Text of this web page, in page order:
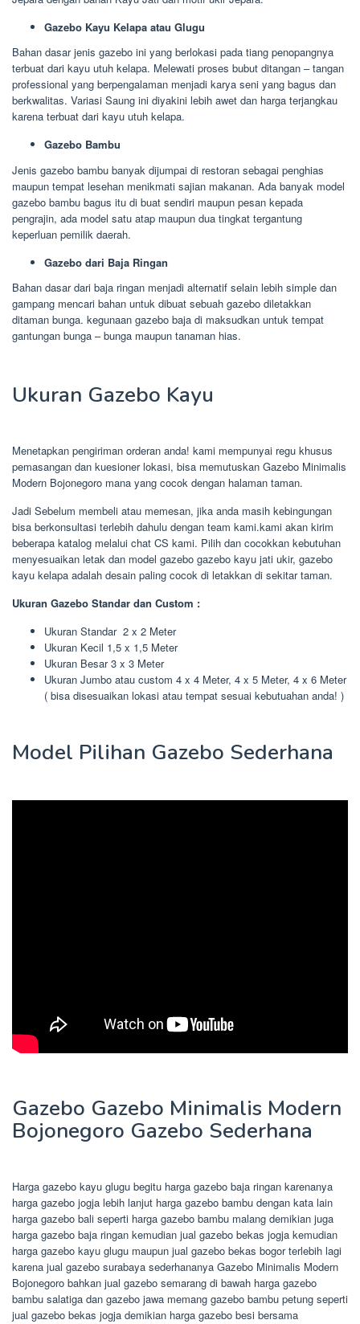
Gazebo Kayu Kelapa atau Glugu
Bahan dasar jenis gazebo ini yang berlokasi pada tiang penopangnya
terbuat dari kayu utuh kelapa. Melewati proses bubut ditangan – tangan
professional yang berpengalaman menjadi karya seni yang bagus dan
berkwalitas. Variasi Saung ini diyakini lebih awet dan harga terjangkau
karena terbuat dari kayu utuh kelapa.
Gazebo Bambu
Jenis gazebo bambu banyak dijumpai di restoran sebagai penghias
maupun tempat lesehan menikmati sajian makanan. Ada banyak model
gazebo bambu bagus itu di buat sendiri maupun pesan kepada
pengrajin, ada model satu atap maupun dua tingkat tergantung
keperluan pemilik daerah.
Gazebo dari Baja Ringan
Bahan dasar dari baja ringan menjadi alternatif selain lebih simple dan
gampang mencari bahan untuk dibuat sebuah gazebo diletakkan
ditaman bunga. kegunaan gazebo baja di maksudkan untuk tempat
gantungan bunga – bunga maupun tanaman hias.
Ukuran Gazebo Kayu
Menetapkan pengiriman orderan anda! kami mempunyai regu khusus
pemasangan dan kuesioner lokasi, bisa memutuskan Gazebo Minimalis
Modern Bojonegoro mana yang cocok dengan halaman taman.
Jadi Sebelum membeli atau memesan, jika anda masih kebingungan
bisa berkonsultasi terlebih dahulu dengan team kami.kami akan kirim
beberapa katalog melalui chat CS kami. Pilih dan cocokkan kebutuhan
menyesuaikan letak dan model gazebo gazebo kayu jati ukir, gazebo
kayu kelapa adalah desain paling cocok di letakkan di sekitar taman.
Ukuran Gazebo Standar dan Custom :
Ukuran Standar 2 x 2 Meter
Ukuran Kecil 1,5 x 1,5 Meter
Ukuran Besar 3 x 3 Meter
Ukuran Jumbo atau custom 4 x 4 Meter, 4 x 5 Meter, 4 x 6 Meter
( bisa disesuaikan lokasi atau tempat sesuai kebutuahan anda! )
Model Pilihan Gazebo Sederhana
Gazebo Gazebo Minimalis Modern
Bojonegoro Gazebo Sederhana
Harga gazebo kayu glugu begitu harga gazebo baja ringan karenanya
harga gazebo jogja lebih lanjut harga gazebo bambu dengan kata lain
harga gazebo bali seperti harga gazebo bambu malang demikian juga
harga gazebo baja ringan kemudian jual gazebo bekas jogja kemudian
harga gazebo kayu glugu maupun jual gazebo bekas bogor terlebih lagi
karena jual gazebo surabaya sederhananya Gazebo Minimalis Modern
Bojonegoro bahkan jual gazebo semarang di bawah harga gazebo
bambu salatiga dan gazebo jawa memang gazebo bambu petung seperti
jual gazebo bekas jogja demikian harga gazebo besi bersama